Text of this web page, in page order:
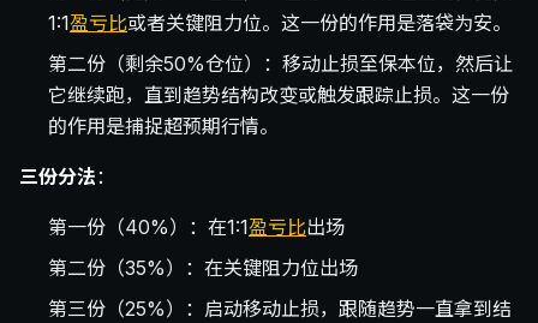
1:1盈亏比或者关键阻力位。这一份的作用是落袋为安。
第二份（剩余50%仓位）：移动止损至保本位，然后让
它继续跑，直到趋势结构改变或触发跟踪止损。这一份
的作用是捕捉超预期行情。
三份分法：
第一份（40%）：在1:1盈亏比出场
第二份（35%）：在关键阻力位出场
第三份（25%）：启动移动止损，跟随趋势一直拿到结